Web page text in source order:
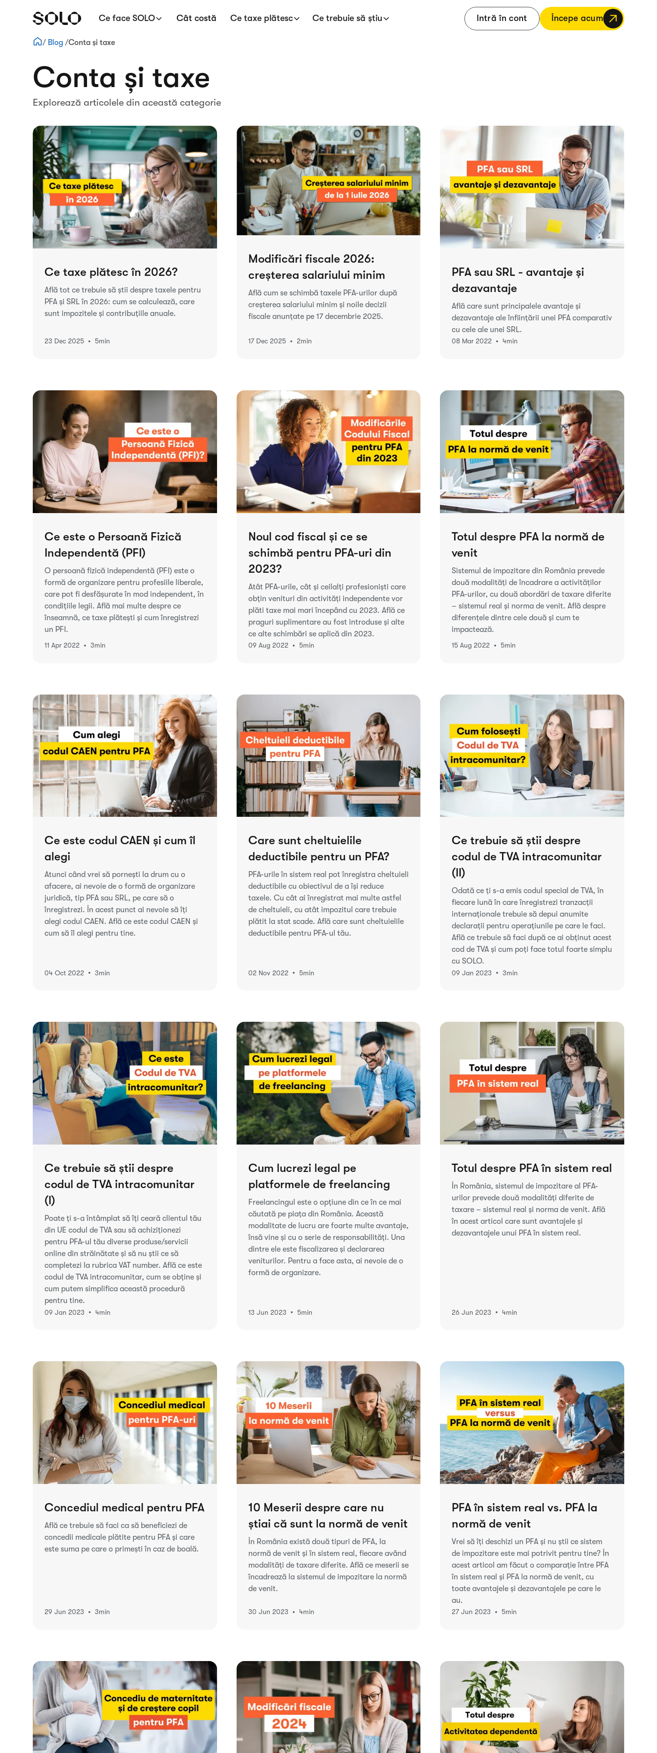
Ce face SOLO Cât costă Ce taxe plătesc Ce trebuie să știu Intră în cont Începe acum
/ Blog/Conta și taxe
Conta și taxe
Explorează articolele din această categorie
Ce taxe plătesc în 2026?
Află tot ce trebuie să știi despre taxele pentru
PFA și SRL în 2026: cum se calculează, care
sunt impozitele și contribuțiile anuale.
23 Dec 2025 • 5min
Modificări fiscale 2026:
creșterea salariului minim
Află cum se schimbă taxele PFA-urilor după
creșterea salariului minim și noile decizii
fiscale anunțate pe 17 decembrie 2025.
17 Dec 2025 • 2min
PFA sau SRL - avantaje și
dezavantaje
Află care sunt principalele avantaje și
dezavantaje ale înființării unei PFA comparativ
cu cele ale unei SRL.
08 Mar 2022 • 4min
Ce este o Persoană Fizică
Independentă (PFI)
O persoană fizică independentă (PFI) este o
formă de organizare pentru profesiile liberale,
care pot fi desfășurate în mod independent, în
condițiile legii. Află mai multe despre ce
înseamnă, ce taxe plătești și cum înregistrezi
un PFI.
11 Apr 2022 • 3min
Noul cod fiscal și ce se
schimbă pentru PFA-uri din
2023?
Atât PFA-urile, cât și ceilalți profesioniști care
obțin venituri din activități independente vor
plăti taxe mai mari începând cu 2023. Află ce
praguri suplimentare au fost introduse și alte
ce alte schimbări se aplică din 2023.
09 Aug 2022 • 5min
Totul despre PFA la normă de
venit
Sistemul de impozitare din România prevede
două modalități de încadrare a activităților
PFA-urilor, cu două abordări de taxare diferite
– sistemul real și norma de venit. Află despre
diferențele dintre cele două și cum te
impactează.
15 Aug 2022 • 5min
Ce este codul CAEN și cum îl
alegi
Atunci când vrei să pornești la drum cu o
afacere, ai nevoie de o formă de organizare
juridică, tip PFA sau SRL, pe care să o
înregistrezi. În acest punct ai nevoie să îți
alegi codul CAEN. Află ce este codul CAEN și
cum să îl alegi pentru tine.
04 Oct 2022 • 3min
Care sunt cheltuielile
deductibile pentru un PFA?
PFA-urile în sistem real pot înregistra cheltuieli
deductibile cu obiectivul de a își reduce
taxele. Cu cât ai înregistrat mai multe astfel
de cheltuieli, cu atât impozitul care trebuie
plătit la stat scade. Află care sunt cheltuielile
deductibile pentru PFA-ul tău.
02 Nov 2022 • 5min
Ce trebuie să știi despre
codul de TVA intracomunitar
(II)
Odată ce ți s-a emis codul special de TVA, în
fiecare lună în care înregistrezi tranzacții
internaționale trebuie să depui anumite
declarații pentru operațiunile pe care le faci.
Află ce trebuie să faci după ce ai obținut acest
cod de TVA și cum poți face totul foarte simplu
cu SOLO.
09 Jan 2023 • 3min
Ce trebuie să știi despre
codul de TVA intracomunitar
(I)
Poate ți s-a întâmplat să îți ceară clientul tău
din UE codul de TVA sau să achiziționezi
pentru PFA-ul tău diverse produse/servicii
online din străinătate și să nu știi ce să
completezi la rubrica VAT number. Află ce este
codul de TVA intracomunitar, cum se obține și
cum putem simplifica această procedură
pentru tine.
09 Jan 2023 • 4min
Cum lucrezi legal pe
platformele de freelancing
Freelancingul este o opțiune din ce în ce mai
căutată pe piața din România. Această
modalitate de lucru are foarte multe avantaje,
însă vine și cu o serie de responsabilități. Una
dintre ele este fiscalizarea și declararea
veniturilor. Pentru a face asta, ai nevoie de o
formă de organizare.
13 Jun 2023 • 5min
Totul despre PFA în sistem real
În România, sistemul de impozitare al PFA-
urilor prevede două modalități diferite de
taxare – sistemul real și norma de venit. Află
în acest articol care sunt avantajele și
dezavantajele unui PFA în sistem real.
26 Jun 2023 • 4min
Concediul medical pentru PFA
Află ce trebuie să faci ca să beneficiezi de
concedii medicale plătite pentru PFA și care
este suma pe care o primești în caz de boală.
29 Jun 2023 • 3min
10 Meserii despre care nu
știai că sunt la normă de venit
În România există două tipuri de PFA, la
normă de venit și în sistem real, fiecare având
modalități de taxare diferite. Află ce meserii se
încadrează la sistemul de impozitare la normă
de venit.
30 Jun 2023 • 4min
PFA în sistem real vs. PFA la
normă de venit
Vrei să îți deschizi un PFA și nu știi ce sistem
de impozitare este mai potrivit pentru tine? În
acest articol am făcut o comparație între PFA
în sistem real și PFA la normă de venit, cu
toate avantajele și dezavantajele pe care le
au.
27 Jun 2023 • 5min